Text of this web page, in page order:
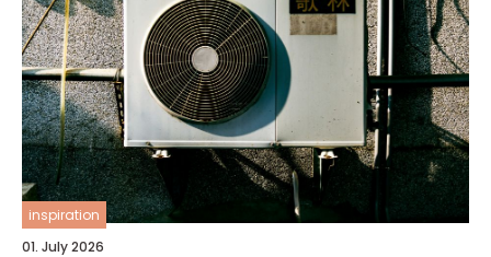
inspiration
01. July 2026